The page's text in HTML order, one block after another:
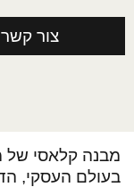
צור קשר
מבנה קלאסי של
בעולם העסקי,